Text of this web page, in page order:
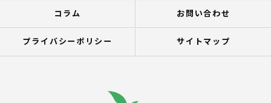
コラム お問い合わせ
プライバシーポリシー サイトマップ